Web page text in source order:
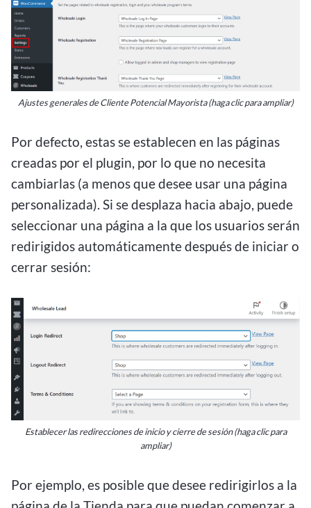
Ajustes generales de Cliente Potencial Mayorista (haga clic para ampliar)
Por defecto, estas se establecen en las páginas
creadas por el plugin, por lo que no necesita
cambiarlas (a menos que desee usar una página
personalizada). Si se desplaza hacia abajo, puede
seleccionar una página a la que los usuarios serán
redirigidos automáticamente después de iniciar o
cerrar sesión:
Establecer las redirecciones de inicio y cierre de sesión (haga clic para
ampliar)
Por ejemplo, es posible que desee redirigirlos a la